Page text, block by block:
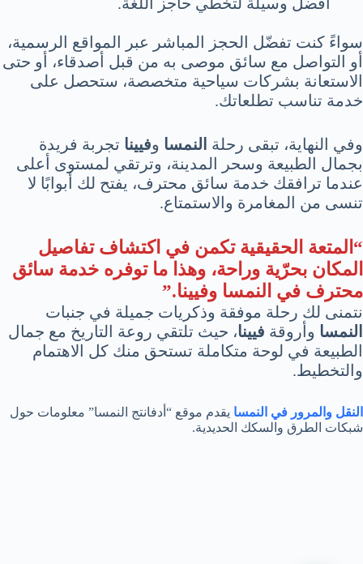
سواءً كنت تفضّل الحجز المباشر عبر المواقع الرسمية،
أو التواصل مع سائق موصى به من قبل أصدقاء، أو حتى
الاستعانة بشركات سياحية متخصصة، ستحصل على
خدمة تناسب تطلعاتك.
وفي النهاية، تبقى رحلة النمسا وفيينا تجربة فريدة
بجمال الطبيعة وسحر المدينة، وترتقي لمستوى أعلى
عندما ترافقك خدمة سائق محترف، يفتح لك أبوابًا لا
تنسى من المغامرة والاستمتاع.
“المتعة الحقيقية تكمن في اكتشاف تفاصيل
المكان بحرّية وراحة، وهذا ما توفره خدمة سائق
محترف في النمسا وفيينا.”
نتمنى لك رحلة موفقة وذكريات جميلة في جنبات
النمسا وأروقة فيينا، حيث تلتقي روعة التاريخ مع جمال
الطبيعة في لوحة متكاملة تستحق منك كل الاهتمام
والتخطيط.
النقل والمرور في النمسا يقدم موقع “أدفانتج النمسا” معلومات حول
شبكات الطرق والسكك الحديدية.